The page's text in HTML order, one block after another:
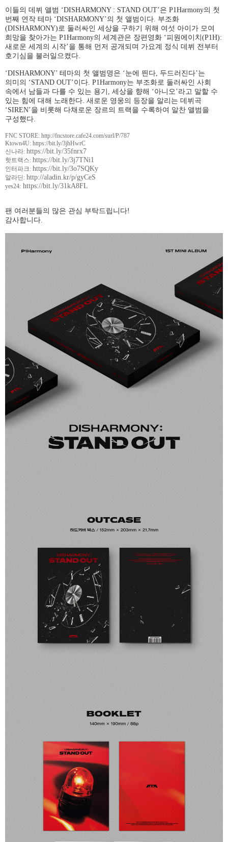
이들의 데뷔 앨범 ‘DISHARMONY : STAND OUT’은 P1Harmony의 첫
번째 연작 테마 ‘DISHARMONY’의 첫 앨범이다. 부조화
(DISHARMONY)로 둘러싸인 세상을 구하기 위해 여섯 아이가 모여
희망을 찾아가는 P1Harmony의 세계관은 장편영화 ‘피원에이치 (P1H):
새로운 세계의 시작’을 통해 먼저 공개되며 가요계 정식 데뷔 전부터
호기심을 불러일으켰다.
‘DISHARMONY’ 테마의 첫 앨범명은 ‘눈에 띈다, 두드러진다’는
의미의 ‘STAND OUT’이다. P1Harmony는 부조화로 둘러싸인 사회
속에서 남들과 다를 수 있는 용기 , 세상을 향해 ‘아니오’라고 말할 수
있는 힘에 대해 노래한다. 새로운 영웅의 등장을 알리는 데뷔곡
‘SIREN’을 비롯해 다채로운 장르의 트랙을 수록하여 알찬 앨범을
구성했다.
FNC STORE: http://fncstore.cafe24.com/surl/P/787
Ktown4U: https://bit.ly/3jhHwrC
신나라: https://bit.ly/35fnrx7
핫트랙스: https://bit.ly/3j7TNi1
인터파크: https://bit.ly/3o7SQKy
알라딘 : http://aladin.kr/p/gyCeS
yes24: https://bit.ly/31kA8FL
팬 여러분들의 많은 관심 부탁드립니다!
감사합니다.